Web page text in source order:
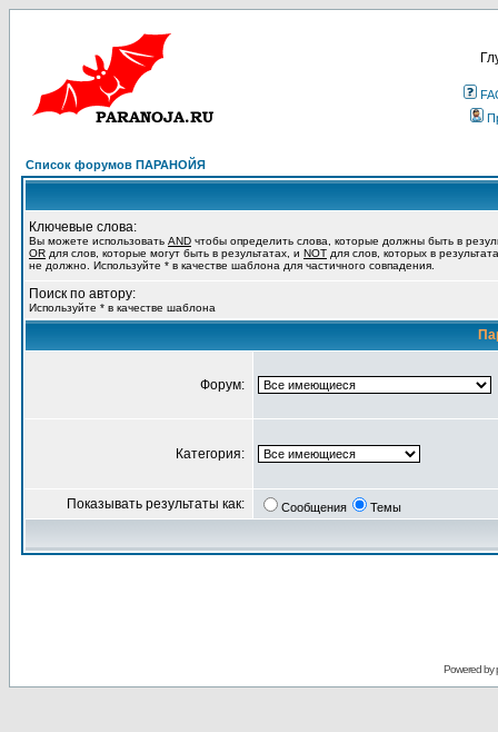
Список форумов ПАРАНОЙЯ
Ключевые слова:
Вы можете использовать AND чтобы определить слова, которые должны быть в
OR для слов, которые могут быть в результатах, и NOT для слов, которых в
не должно. Используйте * в качестве шаблона для частичного совпадения.
Поиск по автору:
Используйте * в качестве шаблона
Форум:
Категория:
Показывать результаты как: Сообщения Темы
Powered by